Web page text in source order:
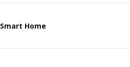
Smart Home